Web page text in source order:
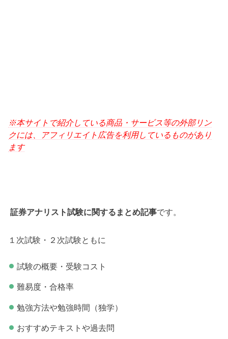
※本サイトで紹介している商品・サービス等の外部リン
クには、アフィリエイト広告を利用しているものがあり
ます
証券アナリスト試験に関するまとめ記事です。
１次試験・２次試験ともに
試験の概要・受験コスト
難易度・合格率
勉強方法や勉強時間（独学）
おすすめテキストや過去問